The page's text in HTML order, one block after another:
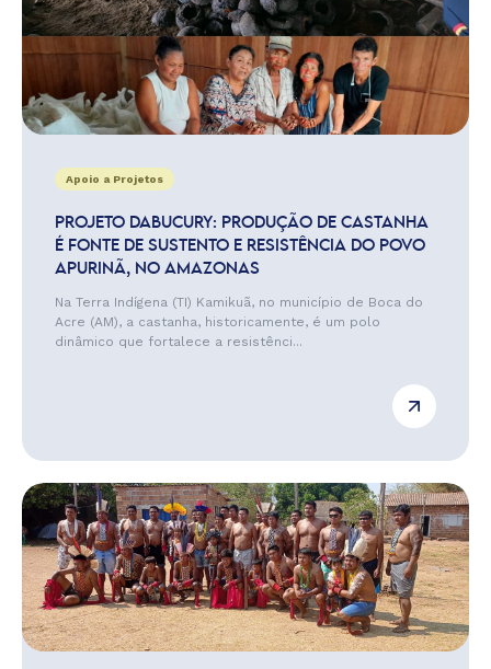
Apoio a Projetos
PROJETO DABUCURY: PRODUÇÃO DE CASTANHA
É FONTE DE SUSTENTO E RESISTÊNCIA DO POVO
APURINÃ, NO AMAZONAS
Na Terra Indígena (TI) Kamikuã, no município de Boca do
Acre (AM), a castanha, historicamente, é um polo
dinâmico que fortalece a resistênci...